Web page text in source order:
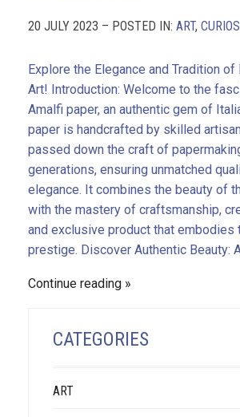
20 JULY 2023 – POSTED IN: ART,
Explore the Elegance and Tradition
Art! Introduction: Welcome to the
Amalfi paper, an authentic gem of
paper is handcrafted by skilled
passed down the craft of
generations, ensuring unmatched
elegance. It combines the beauty of
with the mastery of craftsmanship,
and exclusive product that embodies
prestige. Discover Authentic Beauty:
Continue reading
CATEGORIES
ART